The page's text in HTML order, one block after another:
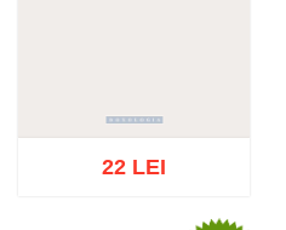
22 LEI